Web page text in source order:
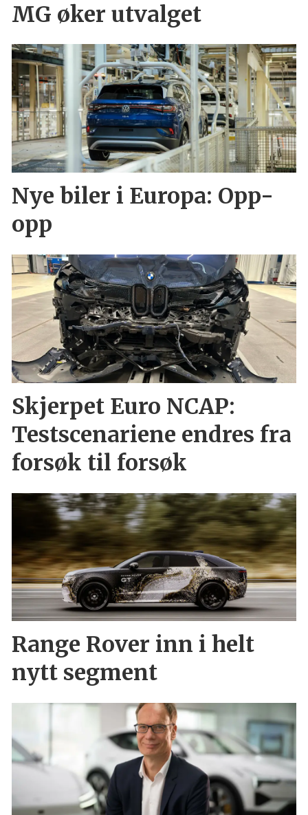
MG øker utvalget
Nye biler i Europa: Opp-
opp
Skjerpet Euro NCAP:
Testscenariene endres fra
forsøk til forsøk
Range Rover inn i helt
nytt segment